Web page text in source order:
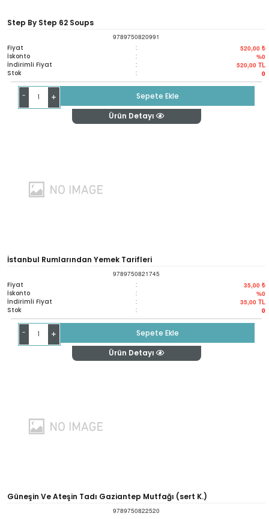
Step By Step 62 Soups
9789750820991
Fiyat : 520,00 ₺
İskonto : %0
İndirimli Fiyat : 520,00 TL
Stok : 0
- +
Sepete Ekle
Ürün Detayı
İstanbul Rumlarından Yemek Tarifleri
9789750821745
Fiyat : 35,00 ₺
İskonto : %0
İndirimli Fiyat : 35,00 TL
Stok : 0
- +
Sepete Ekle
Ürün Detayı
Güneşin Ve Ateşin Tadı Gaziantep Mutfağı (sert K.)
9789750822520